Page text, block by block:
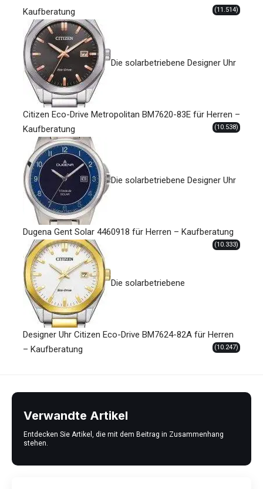
Kaufberatung
(11.514)
Die solarbetriebene Designer Uhr
Citizen Eco-Drive Metropolitan BM7620-83E für Herren –
Kaufberatung
(10.538)
Die solarbetriebene Designer Uhr
Dugena Gent Solar 4460918 für Herren – Kaufberatung
(10.333)
Die solarbetriebene
Designer Uhr Citizen Eco-Drive BM7624-82A für Herren
– Kaufberatung
(10.247)
Verwandte Artikel
Entdecken Sie Artikel, die mit dem Beitrag in Zusammenhang
stehen.